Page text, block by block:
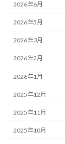
2026年6月
2026年5月
2026年3月
2026年2月
2026年1月
2025年12月
2025年11月
2025年10月